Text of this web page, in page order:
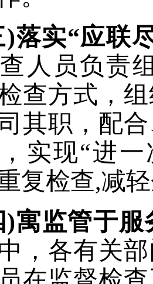
)落实“应联
人员负责
查方式，
其职，配
实现“进
复检查,减
)寓监管于
，各有关